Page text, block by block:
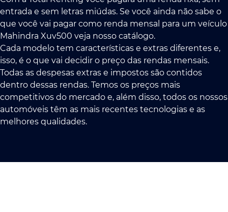
entrada e sem letras miúdas. Se você ainda não sabe o
que você vai pagar como renda mensal para um veículo
Mahindra Xuv500 veja nosso catálogo.
Cada modelo tem características e extras diferentes e,
isso, é o que vai decidir o preço das rendas mensais.
Todas as despesas extras e impostos são contidos
dentro dessas rendas. Temos os preços mais
competitivos do mercado e, além disso, todos os nossos
automóveis têm as mais recentes tecnologias e as
melhores qualidades.